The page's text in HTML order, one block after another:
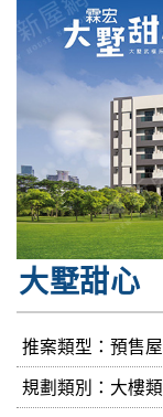
大墅甜心
推案類型：預售屋
規劃類別：大樓類